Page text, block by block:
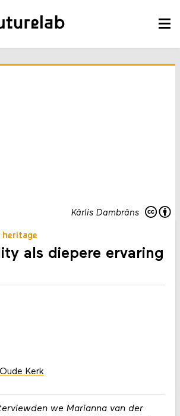
Kārlis Dambrāns
als diepere ervaring
we Marianna van der
Kerk